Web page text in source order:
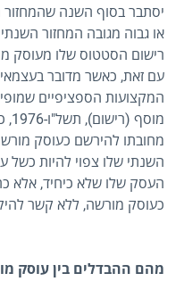
יסתבר בסוף השנה שהמחזור
או גבוה מגובה המחזור
רישום הסטטוס שלו מעוסק
עם זאת, כאשר מדובר
מחובתו להירשם כעוסק
השנתי שלו צפוי להיות כשל
העסק שלו שלא כיחיד, אלא
כעוסק מורשה, ללא קשר
מהם ההבדלים בין עוסק